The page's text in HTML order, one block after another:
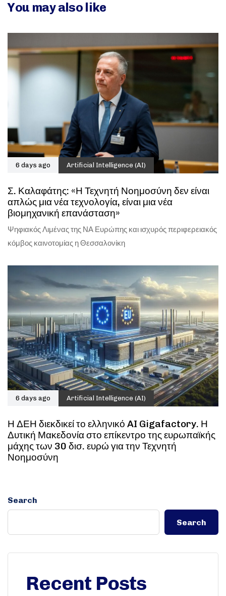
You may also like
6 days ago Artificial Intelligence (AI)
Σ. Καλαφάτης: «Η Τεχνητή Νοημοσύνη δεν είναι
απλώς μια νέα τεχνολογία, είναι μια νέα
βιομηχανική επανάσταση»
Ψηφιακός Λιμένας της ΝΑ Ευρώπης και ισχυρός περιφερειακός
κόμβος καινοτομίας η Θεσσαλονίκη
6 days ago Artificial Intelligence (AI)
Η ΔΕΗ διεκδικεί το ελληνικό AI Gigafactory. Η
Δυτική Μακεδονία στο επίκεντρο της ευρωπαϊκής
μάχης των 30 δισ. ευρώ για την Τεχνητή
Νοημοσύνη
Search
Search
Recent Posts